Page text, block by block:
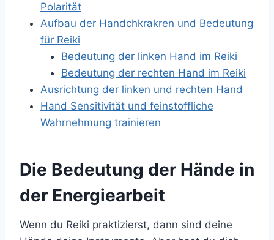
Polarität
Aufbau der Handchkrakren und Bedeutung
für Reiki
Bedeutung der linken Hand im Reiki
Bedeutung der rechten Hand im Reiki
Ausrichtung der linken und rechten Hand
Hand Sensitivität und feinstoffliche
Wahrnehmung trainieren
Die Bedeutung der Hände in
der Energiearbeit
Wenn du Reiki praktizierst, dann sind deine